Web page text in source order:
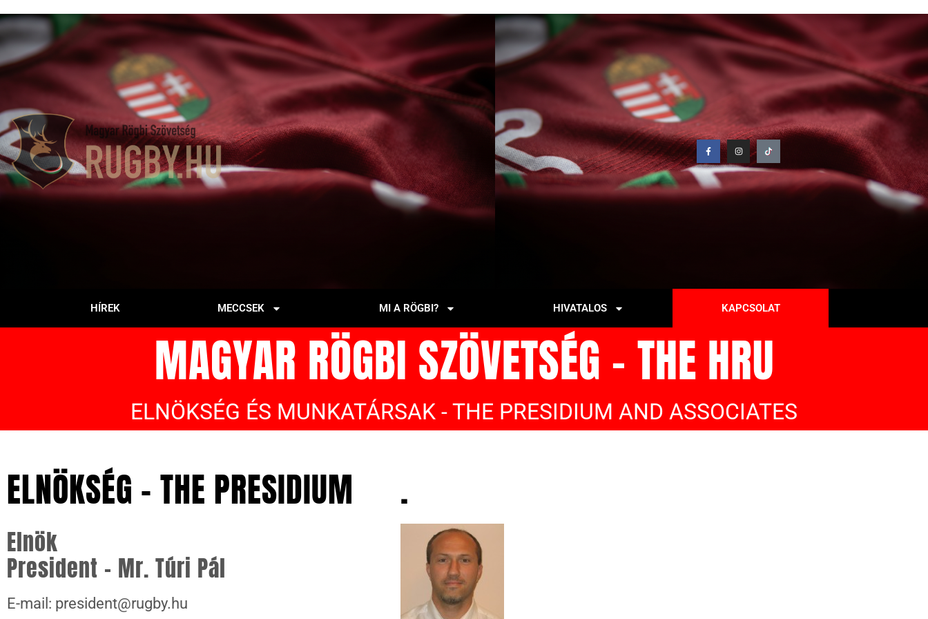
HÍREK MECCSEK MI A RÖGBI? HIVATALOS KAPCSOLAT
MAGYAR RÖGBI SZÖVETSÉG - THE HRU
ELNÖKSÉG ÉS MUNKATÁRSAK - THE PRESIDIUM AND ASSOCIATES
ELNÖKSÉG - THE PRESIDIUM
Elnök
President – Mr. Túri Pál
E-mail: president@rugby.hu
.